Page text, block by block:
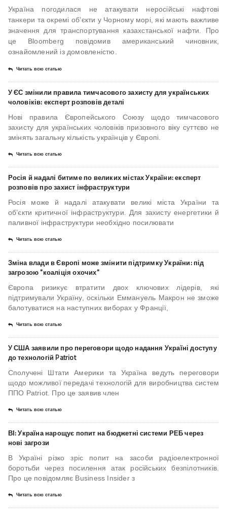
Україна погодилася не атакувати неросійські нафтові
танкери та окремі об’єкти у Чорному морі, які мають важливе
значення для транспортування казахстанської нафти. Про
це Bloomberg повідомив американський чиновник,
ознайомлений із домовленістю.
Читать всю статью
У ЄС змінили правила тимчасового захисту для українських
чоловіків: експерт розповів деталі
Нові правила Європейського Союзу щодо тимчасового
захисту для українських чоловіків призовного віку суттєво не
змінять загальну кількість українців у Європі.
Читать всю статью
Росія й надалі битиме по великих містах України: експерт
розповів про захист інфраструктури
Росія може й надалі атакувати великі міста України та
об’єкти критичної інфраструктури. Для захисту енергетики й
паливної інфраструктури необхідно посилювати
Читать всю статью
Зміна влади в Європі може змінити підтримку України: під
загрозою "коаліція охочих"
Європа ризикує втратити двох ключових лідерів, які
підтримували Україну, оскільки Еммануель Макрон не зможе
балотуватися на наступних виборах у Франції,
Читать всю статью
У США заявили про переговори щодо надання Україні доступу
до технологій Patriot
Сполучені Штати Америки та Україна ведуть переговори
щодо можливої передачі технологій для виробництва систем
ППО Patriot. Про це заявив член
Читать всю статью
ВІ: Україна нарощує попит на бюджетні системи РЕБ через
нові загрози
В Україні різко зріс попит на засоби радіоелектронної
боротьби через посилення атак російських безпілотників.
Про це повідомляє Business Insider з
Читать всю статью